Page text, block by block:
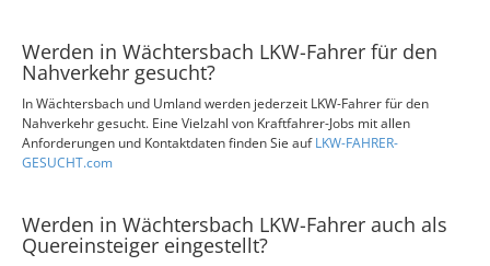
Werden in Wächtersbach LKW-Fahrer für den
Nahverkehr gesucht?
In Wächtersbach und Umland werden jederzeit LKW-Fahrer für den
Nahverkehr gesucht. Eine Vielzahl von Kraftfahrer-Jobs mit allen
Anforderungen und Kontaktdaten finden Sie aufLKW-FAHRER-
GESUCHT.com
Werden in Wächtersbach LKW-Fahrer auch als
Quereinsteiger eingestellt?